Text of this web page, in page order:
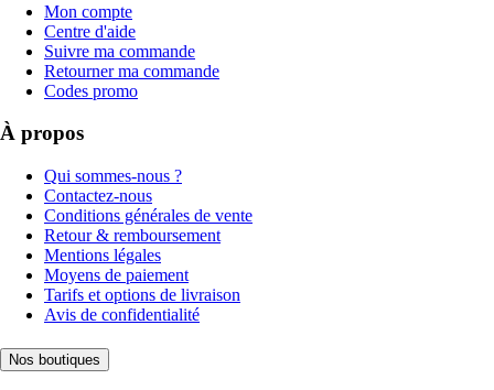
Mon compte
Centre d'aide
Suivre ma commande
Retourner ma commande
Codes promo
À propos
Qui sommes-nous ?
Contactez-nous
Conditions générales de vente
Retour & remboursement
Mentions légales
Moyens de paiement
Tarifs et options de livraison
Avis de confidentialité
Nos boutiques